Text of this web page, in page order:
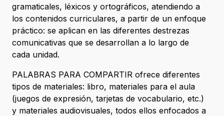
gramaticales, léxicos y ortográficos, atendiendo a
los contenidos curriculares, a partir de un enfoque
práctico: se aplican en las diferentes destrezas
comunicativas que se desarrollan a lo largo de
cada unidad.
PALABRAS PARA COMPARTIR ofrece diferentes
tipos de materiales: libro, materiales para el aula
(juegos de expresión, tarjetas de vocabulario, etc.)
y materiales audiovisuales, todos ellos enfocados a